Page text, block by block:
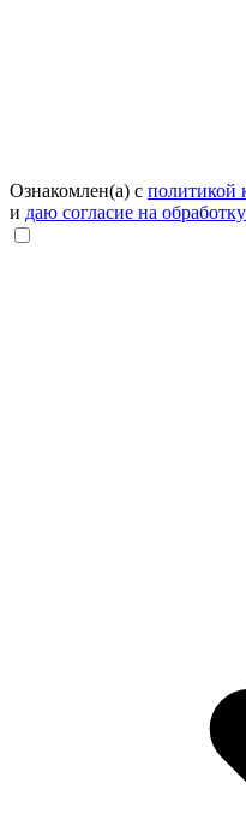
Ознакомлен(а) с политикой
и даю согласие на